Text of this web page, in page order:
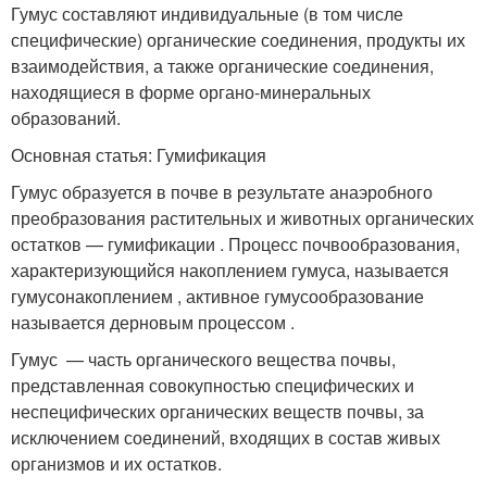
Гумус составляют индивидуальные (в том числе
специфические) органические соединения, продукты их
взаимодействия, а также органические соединения,
находящиеся в форме органо-минеральных
образований.
Основная статья: Гумификация
Гумус образуется в почве в результате анаэробного
преобразования растительных и животных органических
остатков — гумификации . Процесс почвообразования,
характеризующийся накоплением гумуса, называется
гумусонакоплением , активное гумусообразование
называется дерновым процессом .
Гумус — часть органического вещества почвы,
представленная совокупностью специфических и
неспецифических органических веществ почвы, за
исключением соединений, входящих в состав живых
организмов и их остатков.